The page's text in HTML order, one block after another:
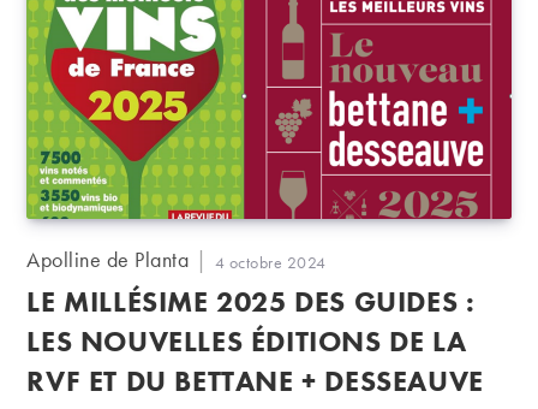
Auteur/autrice
de
la
publication :
Apolline de Planta
Publication
publiée :
4 octobre 2024
LE MILLÉSIME 2025 DES GUIDES :
LES NOUVELLES ÉDITIONS DE LA
RVF ET DU BETTANE + DESSEAUVE